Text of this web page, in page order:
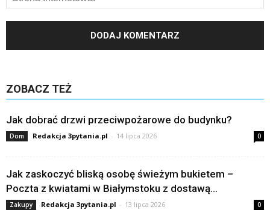
ZOBACZ TEŻ
Jak dobrać drzwi przeciwpożarowe do budynku?
Dom Redakcja 3pytania.pl - 14 lipca 2026 0
Jak zaskoczyć bliską osobę świeżym bukietem –
Poczta z kwiatami w Białymstoku z dostawą...
Zakupy Redakcja 3pytania.pl - 13 lipca 2026 0